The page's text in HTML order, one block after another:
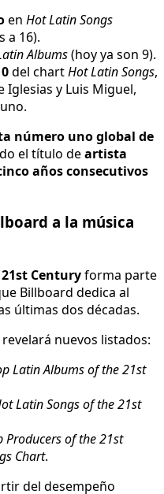
en Hot Latin Songs
a 16).
Albums(hoy ya son 9).
del chartHot Latin Songs,
Iglesias y Luis Miguel,
número uno global de
el título deartista
años consecutivos
a la música
Centuryforma parte
Billboard dedica al
últimas dos décadas.
nuevos listados:
Latin Albums of the 21st
Latin Songs of the 21st
Producers of the 21st
Chart.
del desempeño